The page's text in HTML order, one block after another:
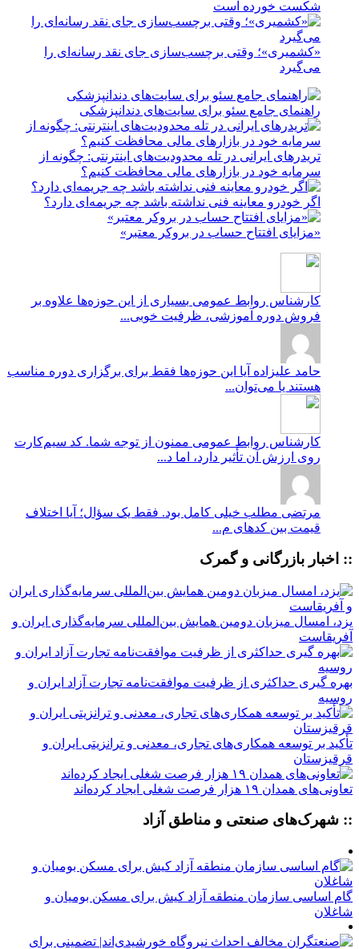
شکست خورده است
«کشمیری»؛ وقتی برچسب‌سازی جای نقد رسانه‌ای را
می‌گیرد
راهنمای جامع سئو برای سایت‌های دندانپزشکی
تریدرهای ایرانی در تله محدودیت‌های اینترنتی: چگونه از
سرمایه خود در بازارهای مالی محافظت کنیم؟
اگر خودرو معاینه فنی نداشته باشد چه جریمه‌ای دارد؟
«مزایای افتتاح حساب در بروکر معتبر»
کارشناس روابط عمومی بسیاری از این حوزه‌ها علاوه بر
فروش دوره آموزشی، ظرفیت خوبی...
حامد علیزاده آیا این حوزه‌ها فقط برای برگزاری دوره مناسب
هستند یا می‌توان...
کارشناس روابط عمومی ممنون از توجه شما. کد سیم‌کارت
روی ارزش آن تأثیر دارد، اما د...
مرتضی مطلب خیلی کامل بود. فقط یک سؤال؛ آیا اختلاف
قیمت بین کدهای م...
:: اخبار بازرگانی و گمرک
یزد، امسال میزبان دومین همایش بین‌المللی سرمایه‌گذاری ایران و
آفریقاست
بهره گیری حداکثری از ظرفیت موافقت‌نامه تجارت آزاد ایران و
روسیه
تأکید بر توسعه همکاری‌های تجاری، معدنی و ترانزیتی ایران و
قرقیزستان
تعاونی‌های همدان ۱۹ هزار فرصت شغلی ایجاد کرده‌اند
:: شهرک‌های صنعتی و مناطق آزاد
گام اساسی سازمان منطقه آزاد کیش برای مسکن بومیان و
شاغلان